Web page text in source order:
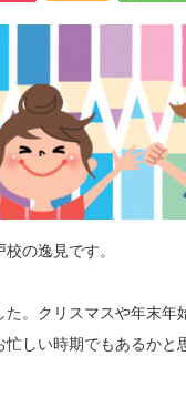
の逸見です。
。クリスマスや年末年
しい時期でもあるかと